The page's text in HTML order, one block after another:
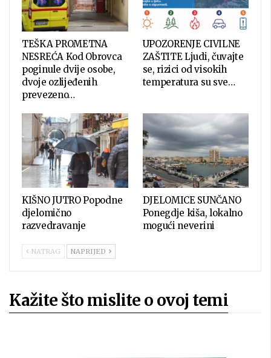
TEŠKA PROMETNA
NESREĆA Kod Obrovca
poginule dvije osobe,
dvoje ozlijeđenih
prevezeno…
UPOZORENJE CIVILNE
ZAŠTITE Ljudi, čuvajte
se, rizici od visokih
temperatura su sve…
KIŠNO JUTRO Popodne
djelomično
razvedravanje
DJELOMICE SUNČANO
Ponegdje kiša, lokalno
mogući neverini
NATRAG NAPRIJED
Kažite što mislite o ovoj temi